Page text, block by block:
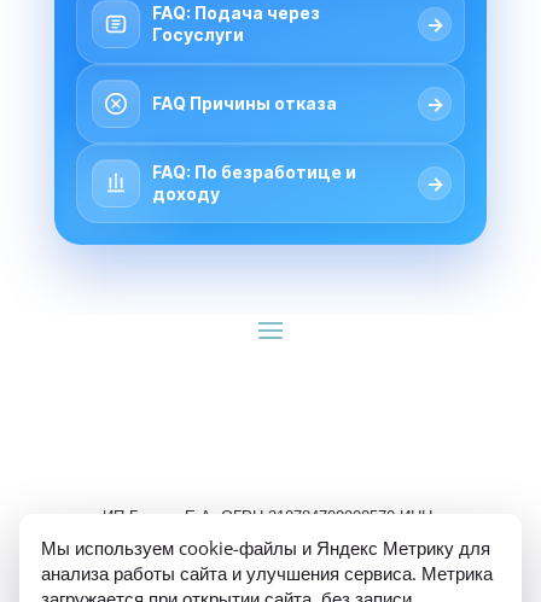
FAQ: Подача через
Госуслуги
→
FAQ Причины отказа →
FAQ: По безработице и
доходу
→
ИП Гуляев Е.А. ОГРН 310784709900570 ИНН
Мы используем cookie-файлы и Яндекс Метрику для
анализа работы сайта и улучшения сервиса. Метрика